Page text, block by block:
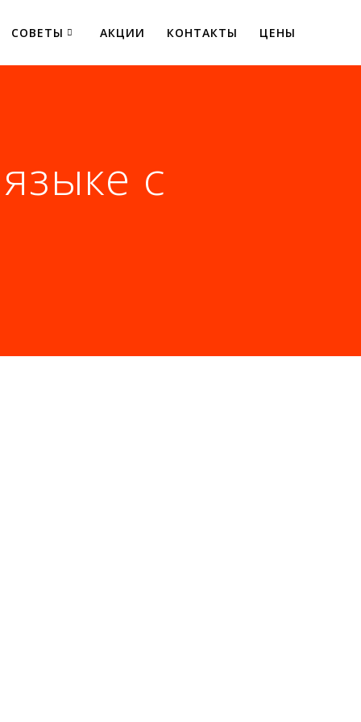
СОВЕТЫ АКЦИИ КОНТАКТЫ ЦЕНЫ
с